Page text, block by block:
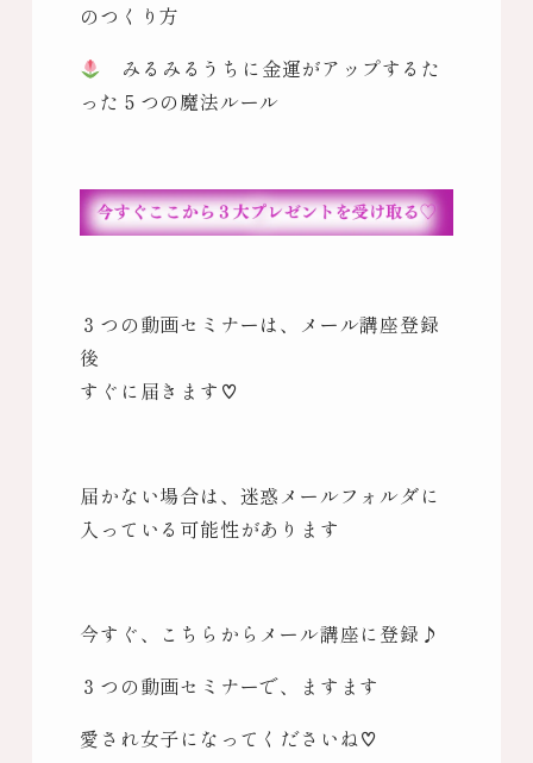
のつくり方
みるみるうちに金運がアップするた
った５つの魔法ルール
３つの動画セミナーは、メール講座登録
後
すぐに届きます♡
届かない場合は、迷惑メールフォルダに
入っている可能性があります
今すぐ、こちらからメール講座に登録♪
３つの動画セミナーで、ますます
愛され女子になってくださいね♡